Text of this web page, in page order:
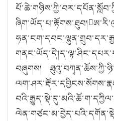
བཞུགས།